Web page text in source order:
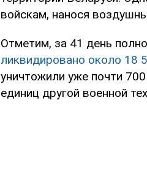
войскам, нанося
Отметим, за 41 день
ликвидировано около 18
уничтожили уже почти
единиц другой военной